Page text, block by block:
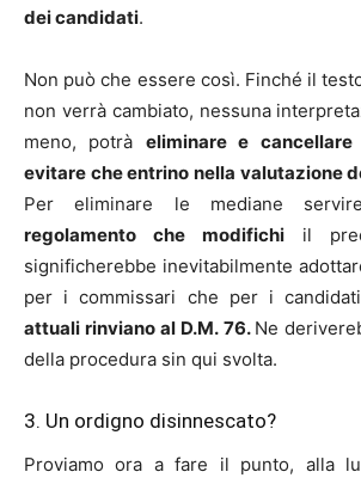
dei candidati.
Non può che essere così. Finché il
non verrà cambiato, nessuna
meno, potrà eliminare e
evitare che entrino nella valutazione
Per eliminare le mediane
regolamento che modifichi il
significherebbe inevitabilmente
per i commissari che per i
attuali rinviano al D.M. 76. Ne
della procedura sin qui svolta.
3. Un ordigno disinnescato?
Proviamo ora a fare il punto, alla